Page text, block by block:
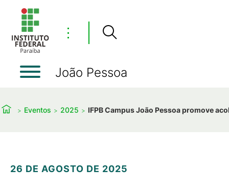
⋮
João Pessoa
Eventos 2025 IFPB Campus João Pessoa promove
26 DE AGOSTO DE 2025